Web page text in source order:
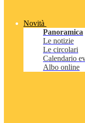
Novità
Panoramica
Le notizie
Le circolari
Calendario
Albo online